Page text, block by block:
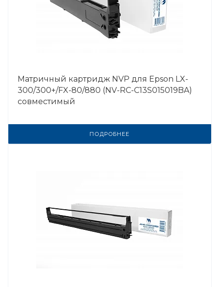
Матричный картридж NVP для Epson LX-
300/300+/FX-80/880 (NV-RC-C13S015019BA)
совместимый
ПОДРОБНЕЕ